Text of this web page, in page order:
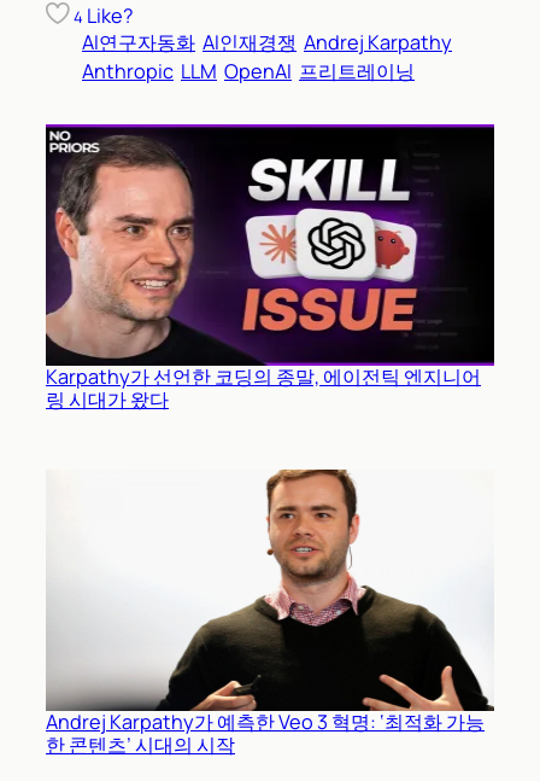
4 Like?
AI연구자동화 AI인재경쟁 Andrej Karpathy
Anthropic LLM OpenAI 프리트레이닝
Karpathy가 선언한 코딩의 종말, 에이전틱 엔지니어
링 시대가 왔다
Andrej Karpathy가 예측한 Veo 3 혁명: ‘최적화 가능
한 콘텐츠’ 시대의 시작